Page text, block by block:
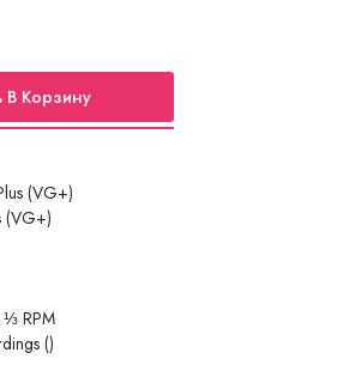
В Корзину
(VG+)
(VG+)
RPM
()